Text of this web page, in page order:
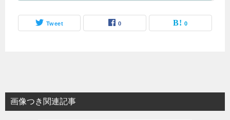
Tweet 0 0
画像つき関連記事